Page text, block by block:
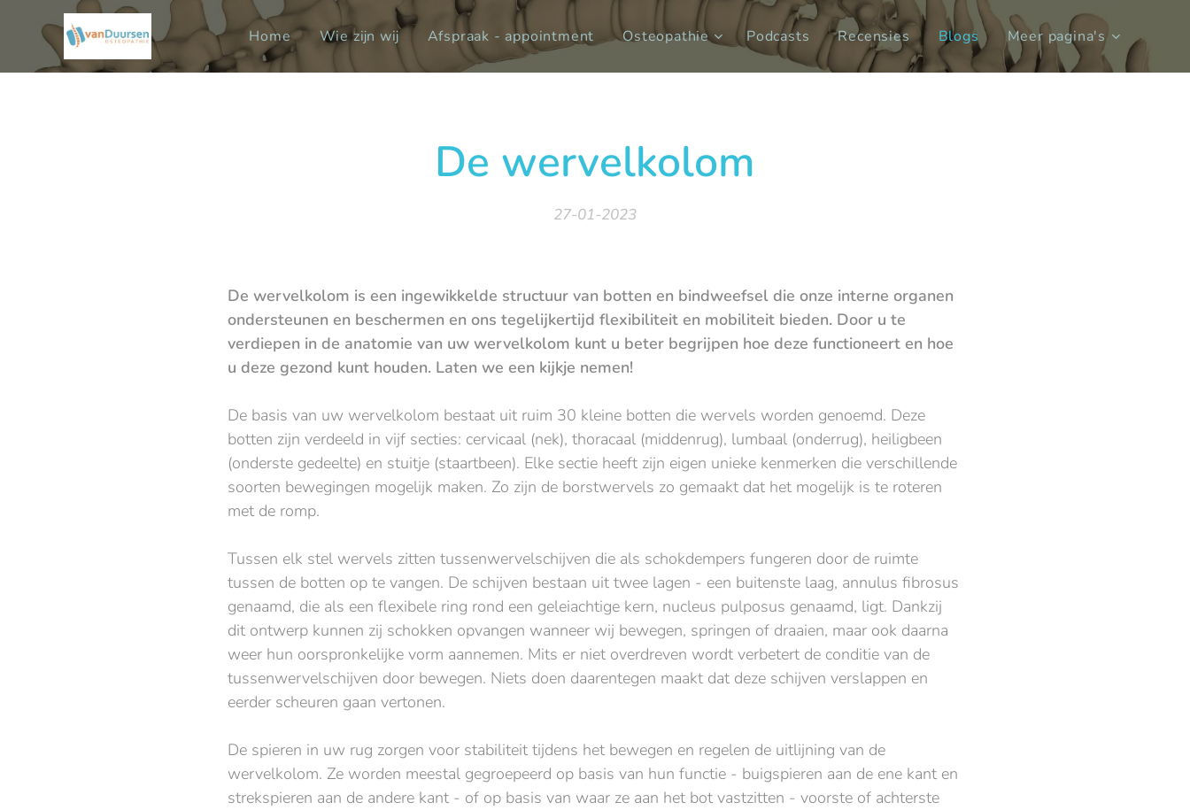
Home Wie zijn wij Afspraak - appointment Osteopathie Podcasts Recensies Blogs Meer pagina's
De wervelkolom
27-01-2023
De wervelkolom is een ingewikkelde structuur van botten en bindweefsel die onze interne organen
ondersteunen en beschermen en ons tegelijkertijd flexibiliteit en mobiliteit bieden. Door u te
verdiepen in de anatomie van uw wervelkolom kunt u beter begrijpen hoe deze functioneert en hoe
u deze gezond kunt houden. Laten we een kijkje nemen!
De basis van uw wervelkolom bestaat uit ruim 30 kleine botten die wervels worden genoemd. Deze
botten zijn verdeeld in vijf secties: cervicaal (nek), thoracaal (middenrug), lumbaal (onderrug), heiligbeen
(onderste gedeelte) en stuitje (staartbeen). Elke sectie heeft zijn eigen unieke kenmerken die verschillende
soorten bewegingen mogelijk maken. Zo zijn de borstwervels zo gemaakt dat het mogelijk is te roteren
met de romp.
Tussen elk stel wervels zitten tussenwervelschijven die als schokdempers fungeren door de ruimte
tussen de botten op te vangen. De schijven bestaan uit twee lagen - een buitenste laag, annulus fibrosus
genaamd, die als een flexibele ring rond een geleiachtige kern, nucleus pulposus genaamd, ligt. Dankzij
dit ontwerp kunnen zij schokken opvangen wanneer wij bewegen, springen of draaien, maar ook daarna
weer hun oorspronkelijke vorm aannemen. Mits er niet overdreven wordt verbetert de conditie van de
tussenwervelschijven door bewegen. Niets doen daarentegen maakt dat deze schijven verslappen en
eerder scheuren gaan vertonen.
De spieren in uw rug zorgen voor stabiliteit tijdens het bewegen en regelen de uitlijning van de
wervelkolom. Ze worden meestal gegroepeerd op basis van hun functie - buigspieren aan de ene kant en
strekspieren aan de andere kant - of op basis van waar ze aan het bot vastzitten - voorste of achterste